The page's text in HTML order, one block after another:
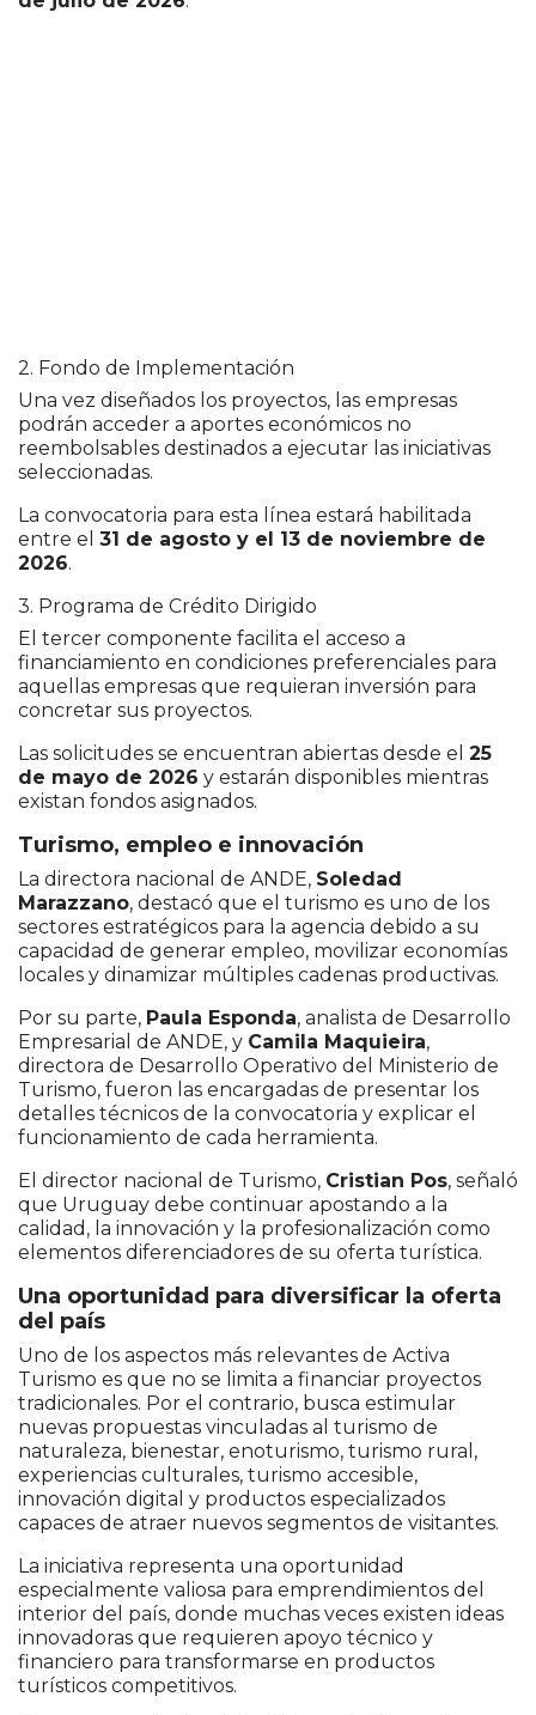
2. Fondo de Implementación
Una vez diseñados los proyectos, las empresas
podrán acceder a aportes económicos no
reembolsables destinados a ejecutar las iniciativas
seleccionadas.
La convocatoria para esta línea estará habilitada
entre el 31 de agosto y el 13 de noviembre de
2026.
3. Programa de Crédito Dirigido
El tercer componente facilita el acceso a
financiamiento en condiciones preferenciales para
aquellas empresas que requieran inversión para
concretar sus proyectos.
Las solicitudes se encuentran abiertas desde el 25
de mayo de 2026 y estarán disponibles mientras
existan fondos asignados.
Turismo, empleo e innovación
La directora nacional de ANDE, Soledad
Marazzano, destacó que el turismo es uno de los
sectores estratégicos para la agencia debido a su
capacidad de generar empleo, movilizar economías
locales y dinamizar múltiples cadenas productivas.
Por su parte, Paula Esponda, analista de Desarrollo
Empresarial de ANDE, y Camila Maquieira,
directora de Desarrollo Operativo del Ministerio de
Turismo, fueron las encargadas de presentar los
detalles técnicos de la convocatoria y explicar el
funcionamiento de cada herramienta.
El director nacional de Turismo, Cristian Pos, señaló
que Uruguay debe continuar apostando a la
calidad, la innovación y la profesionalización como
elementos diferenciadores de su oferta turística.
Una oportunidad para diversificar la oferta
del país
Uno de los aspectos más relevantes de Activa
Turismo es que no se limita a financiar proyectos
tradicionales. Por el contrario, busca estimular
nuevas propuestas vinculadas al turismo de
naturaleza, bienestar, enoturismo, turismo rural,
experiencias culturales, turismo accesible,
innovación digital y productos especializados
capaces de atraer nuevos segmentos de visitantes.
La iniciativa representa una oportunidad
especialmente valiosa para emprendimientos del
interior del país, donde muchas veces existen ideas
innovadoras que requieren apoyo técnico y
financiero para transformarse en productos
turísticos competitivos.